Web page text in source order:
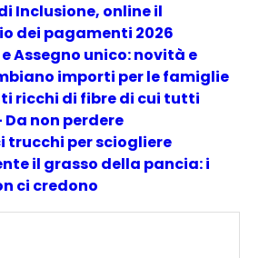
Inclusione, online il
dei pagamenti 2026
e Assegno unico: novità e
importi per le famiglie
ricchi di fibre di cui tutti
non perdere
trucchi per sciogliere
il grasso della pancia: i
ci credono